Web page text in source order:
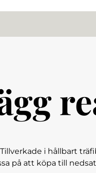
i hållbart
på att köpa till